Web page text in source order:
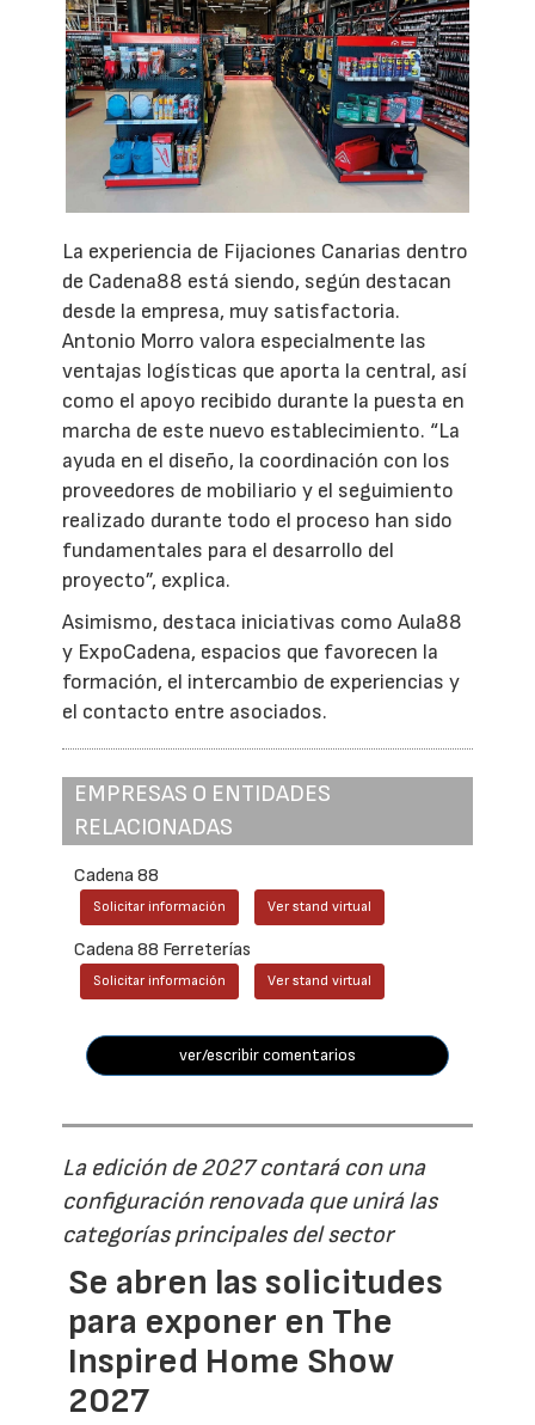
La experiencia de Fijaciones Canarias dentro
de Cadena88 está siendo, según destacan
desde la empresa, muy satisfactoria.
Antonio Morro valora especialmente las
ventajas logísticas que aporta la central, así
como el apoyo recibido durante la puesta en
marcha de este nuevo establecimiento. “La
ayuda en el diseño, la coordinación con los
proveedores de mobiliario y el seguimiento
realizado durante todo el proceso han sido
fundamentales para el desarrollo del
proyecto”, explica.
Asimismo, destaca iniciativas como Aula88
y ExpoCadena, espacios que favorecen la
formación, el intercambio de experiencias y
el contacto entre asociados.
EMPRESAS O ENTIDADES
RELACIONADAS
Cadena 88
Solicitar información Ver stand virtual
Cadena 88 Ferreterías
Solicitar información Ver stand virtual
ver/escribir comentarios
La edición de 2027 contará con una
configuración renovada que unirá las
categorías principales del sector
Se abren las solicitudes
para exponer en The
Inspired Home Show
2027